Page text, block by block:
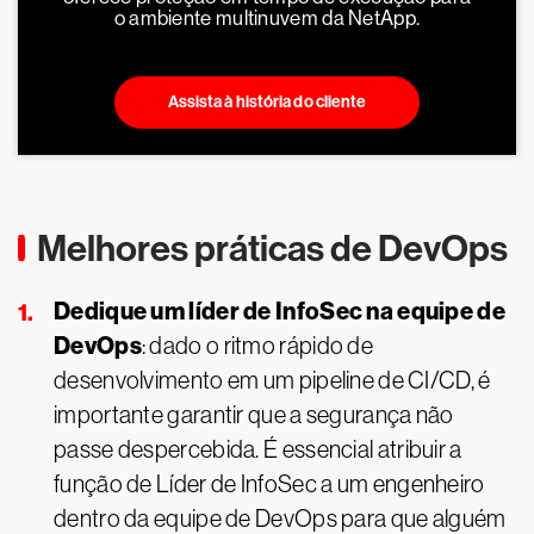
o ambiente multinuvem da NetApp.
Assista à história do cliente
Melhores práticas de DevOps
Dedique um líder de InfoSec na equipe de
DevOps: dado o ritmo rápido de
desenvolvimento em um pipeline de CI/CD, é
importante garantir que a segurança não
passe despercebida. É essencial atribuir a
função de Líder de InfoSec a um engenheiro
dentro da equipe de DevOps para que alguém